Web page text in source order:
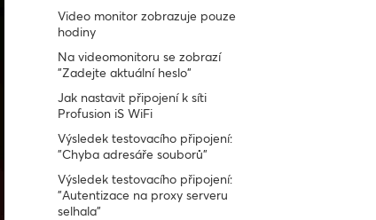
Video monitor zobrazuje pouze
hodiny
Na videomonitoru se zobrazí
"Zadejte aktuální heslo"
Jak nastavit připojení k síti
Profusion iS WiFi
Výsledek testovacího připojení:
"Chyba adresáře souborů"
Výsledek testovacího připojení:
"Autentizace na proxy serveru
selhala"